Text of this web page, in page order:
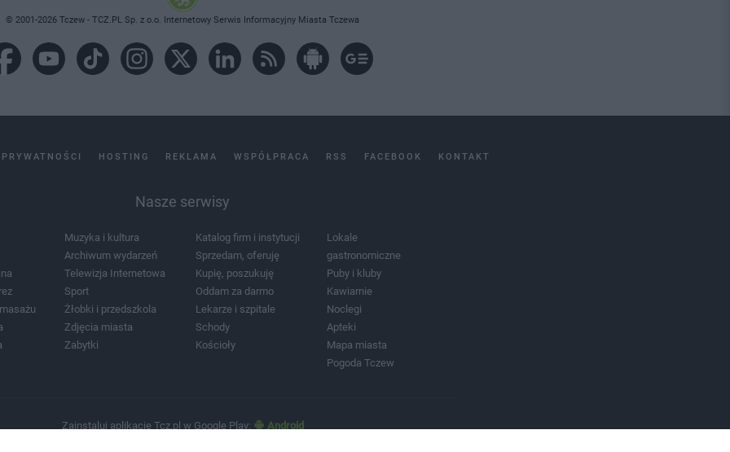
© 2001-2026 Tczew - TCZ.PL Sp. z o.o. Internetowy Serwis Informacyjny Miasta Tczewa
HOSTING REKLAMA WSPÓŁPRACA RSS FACEBOOK KONTAKT
Nasze serwisy
Muzyka i kultura
Archiwum wydarzeń
Telewizja Internetowa
Sport
Żłobki i przedszkola
Zdjęcia miasta
Zabytki
Katalog firm i instytucji
Sprzedam, oferuję
Kupię, poszukuję
Oddam za darmo
Lekarze i szpitale
Schody
Kościoły
Lokale
gastronomiczne
Puby i kluby
Kawiarnie
Noclegi
Apteki
Mapa miasta
Pogoda Tczew
Zainstaluj aplikację Tcz.pl w Google Play: Android